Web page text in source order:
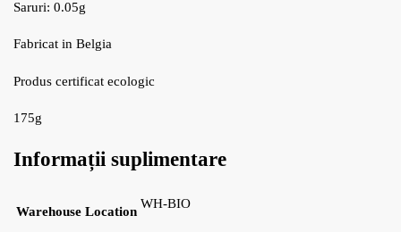
Saruri: 0.05g
Fabricat in Belgia
Produs certificat ecologic
175g
Informații suplimentare
Warehouse Location
WH-BIO